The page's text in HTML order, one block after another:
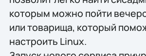
которым можно пойти
или товарища, который
настроить Linux.